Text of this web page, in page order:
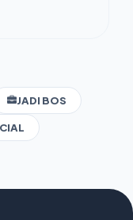
JADI BOS